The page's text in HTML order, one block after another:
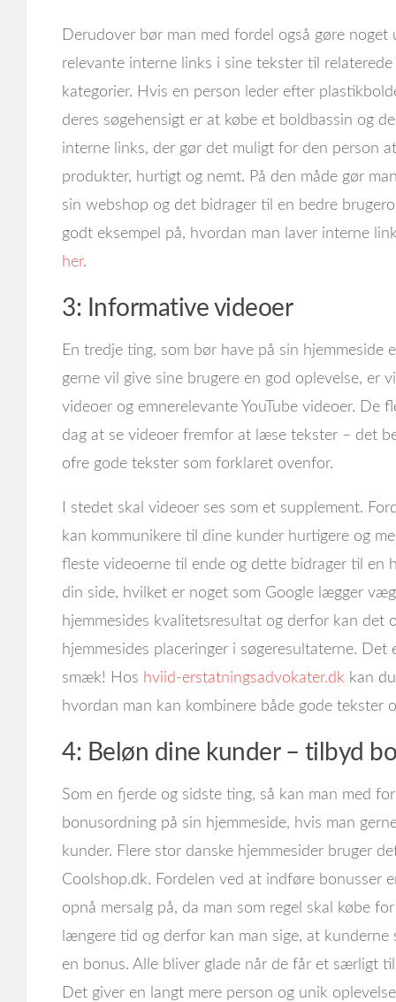
Derudover bør man med fordel også gøre noget
relevante interne links i sine tekster til
kategorier. Hvis en person leder efter
deres søgehensigt er at købe et boldbassin og
interne links, der gør det muligt for den person
produkter, hurtigt og nemt. På den måde gør
sin webshop og det bidrager til en bedre
godt eksempel på, hvordan man laver interne
her.
3: Informative videoer
En tredje ting, som bør have på sin hjemmeside
gerne vil give sine brugere en god oplevelse, er
videoer og emnerelevante YouTube videoer. De
dag at se videoer fremfor at læse tekster – det
ofre gode tekster som forklaret ovenfor.
I stedet skal videoer ses som et supplement.
kan kommunikere til dine kunder hurtigere og
fleste videoerne til ende og dette bidrager til en
din side, hvilket er noget som Google lægger
hjemmesides kvalitetsresultat og derfor kan det
hjemmesides placeringer i søgeresultaterne.
smæk! Hos hviid-erstatningsadvokater.dk kan
hvordan man kan kombinere både gode tekster
4: Beløn dine kunder – tilbyd
Som en fjerde og sidste ting, så kan man med
bonusordning på sin hjemmeside, hvis man
kunder. Flere stor danske hjemmesider bruger
Coolshop.dk. Fordelen ved at indføre bonusser
opnå mersalg på, da man som regel skal købe
længere tid og derfor kan man sige, at kunderne
en bonus. Alle bliver glade når de får et særligt
Det giver en langt mere person og unik